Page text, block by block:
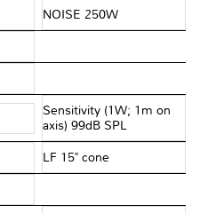
NOISE 250W
Sensitivity (1W; 1m on
axis) 99dB SPL
LF 15" cone